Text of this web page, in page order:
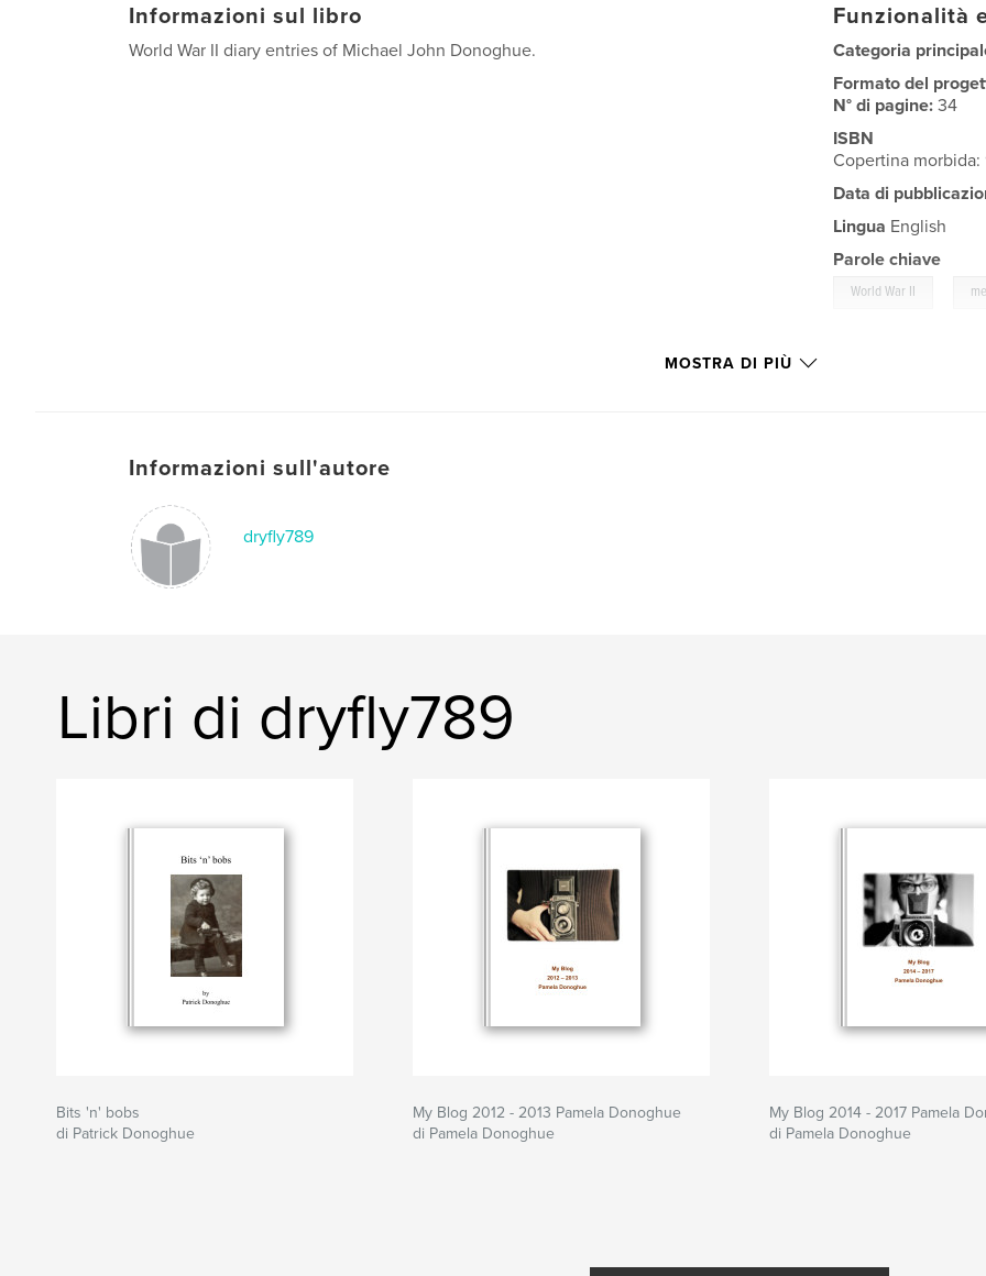
Informazioni sul libro
World War II diary entries of Michael John Donoghue.
Funzionalità
Categoria
Formato del
N° di pagine:34
ISBN
Copertina morbida:
Data di
Lingua English
Parole chiave
World War II
MOSTRA DI PIÙ
Informazioni sull'autore
dryfly789
Libri di dryfly789
Bits 'n' bobs
di Patrick Donoghue
My Blog 2012 - 2013 Pamela Donoghue
di Pamela Donoghue
My Blog 2014 - 2017 Pamela
di Pamela Donoghue